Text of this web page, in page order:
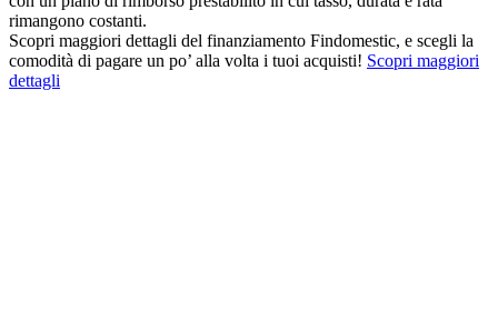
rimangono costanti.
Scopri maggiori dettagli del finanziamento Findomestic, e scegli la
comodità di pagare un po’ alla volta i tuoi acquisti! Scopri maggiori
dettagli